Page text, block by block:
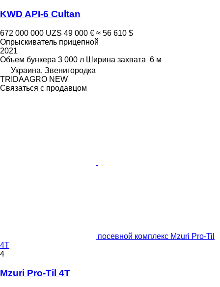
KWD API-6 Cultan
672 000 000 UZS 49 000 € ≈ 56 610 $
Опрыскиватель прицепной
2021
Объем бункера 3 000 л Ширина захвата 6 м
Украина, Звенигородка
TRIDAAGRO NEW
Связаться с продавцом
посевной комплекс Mzuri Pro-Til
4T
4
Mzuri Pro-Til 4T